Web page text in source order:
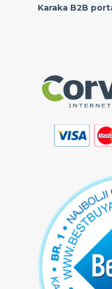
Karaka B2B